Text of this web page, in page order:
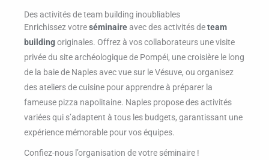
Des activités de team building inoubliables
Enrichissez votreséminaireavec des activités deteam
buildingoriginales. Offrez à vos collaborateurs une visite
privée du site archéologique de Pompéi, une croisière le long
de la baie de Naples avec vue sur le Vésuve, ou organisez
des ateliers de cuisine pour apprendre à préparer la
fameuse pizza napolitaine. Naples propose des activités
variées qui s’adaptent à tous les budgets, garantissant une
expérience mémorable pour vos équipes.
Confiez-nous l’organisation de votre séminaire !